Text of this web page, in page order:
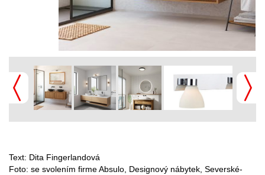
Text: Dita Fingerlandová
Foto: se svolením firme Absulo, Designový nábytek, Severské-